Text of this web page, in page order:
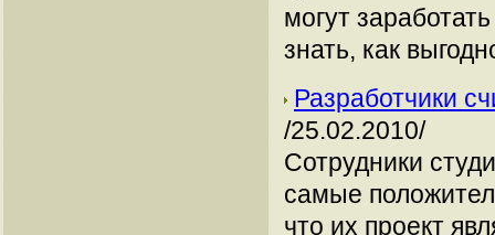
могут
знать, как
Разработчики
/25.02.2010/
Сотрудники
самые
что их проект